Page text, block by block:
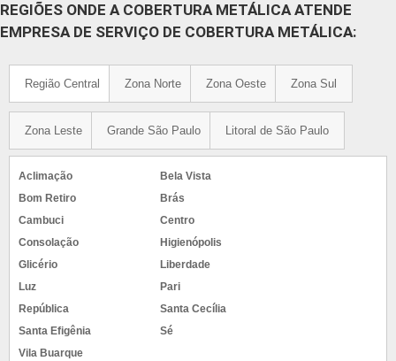
REGIÕES ONDE A COBERTURA METÁLICA ATENDE
EMPRESA DE SERVIÇO DE COBERTURA METÁLICA:
Região Central Zona Norte Zona Oeste Zona Sul
Zona Leste Grande São Paulo Litoral de São Paulo
Aclimação
Bela Vista
Bom Retiro
Brás
Cambuci
Centro
Consolação
Higienópolis
Glicério
Liberdade
Luz
Pari
República
Santa Cecília
Santa Efigênia
Sé
Vila Buarque